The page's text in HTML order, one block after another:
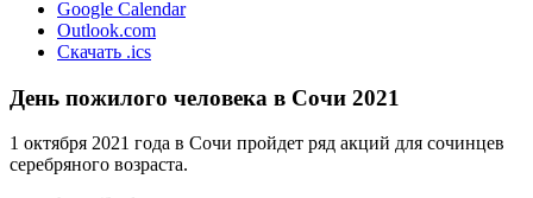
Google Calendar
Outlook.com
Скачать .ics
День пожилого человека в Сочи 2021
1 октября 2021 года в Сочи пройдет ряд акций для сочинцев
серебряного возраста.